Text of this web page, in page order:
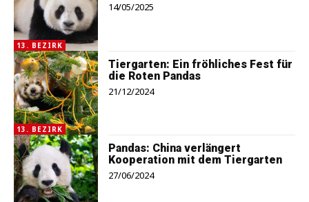
13. BEZIRK
14/05/2025
13. BEZIRK
Tiergarten: Ein fröhliches Fest für
die Roten Pandas
21/12/2024
Pandas: China verlängert
Kooperation mit dem Tiergarten
27/06/2024